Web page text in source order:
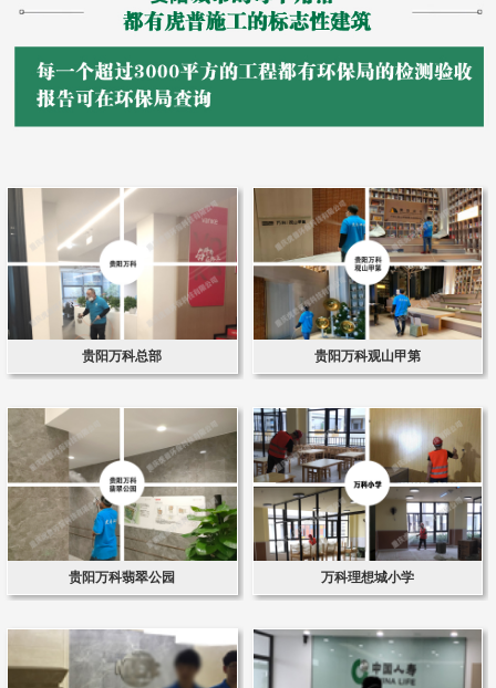
贵阳万科总部 贵阳万科观山甲第
贵阳万科翡翠公园 万科理想城小学